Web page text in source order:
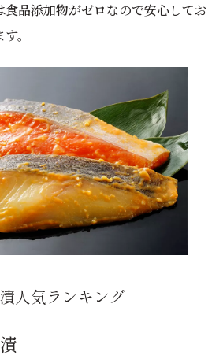
食品添加物がゼロなので安心してお
。
人気ランキング